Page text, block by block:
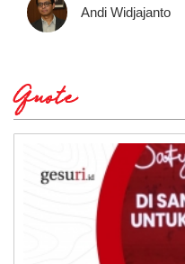
Andi Widjajanto
Quote